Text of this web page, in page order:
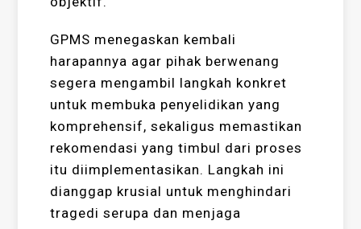
GPMS menegaskan kembali
harapannya agar pihak berwenang
segera mengambil langkah konkret
untuk membuka penyelidikan yang
komprehensif, sekaligus memastikan
rekomendasi yang timbul dari proses
itu diimplementasikan. Langkah ini
dianggap krusial untuk menghindari
tragedi serupa dan menjaga